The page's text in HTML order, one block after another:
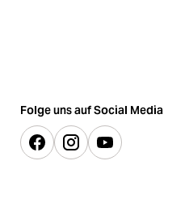
Folge uns auf Social Media